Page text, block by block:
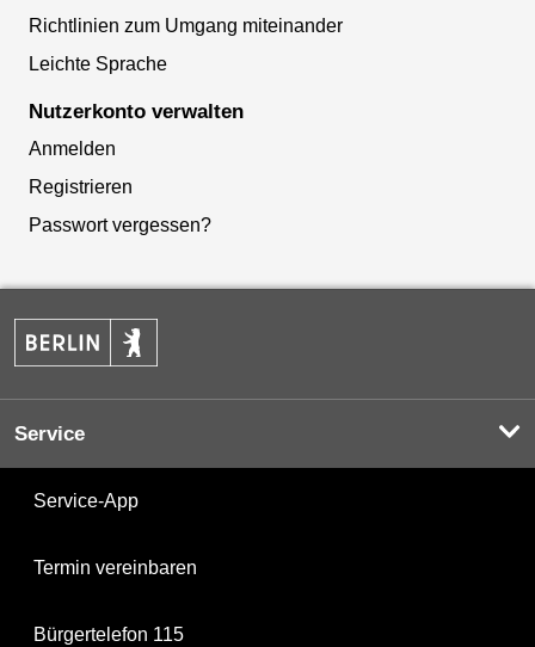
Richtlinien zum Umgang miteinander
Leichte Sprache
Nutzerkonto verwalten
Anmelden
Registrieren
Passwort vergessen?
Service
Service-App
Termin vereinbaren
Bürgertelefon 115